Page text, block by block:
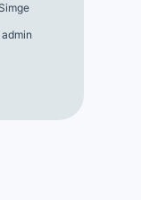
Simge
admin